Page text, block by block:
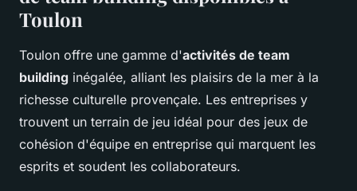
Toulon
Toulon offre une gamme d'activités de team
building inégalée, alliant les plaisirs de la mer à la
richesse culturelle provençale. Les entreprises y
trouvent un terrain de jeu idéal pour des jeux de
cohésion d'équipe en entreprise qui marquent les
esprits et soudent les collaborateurs.